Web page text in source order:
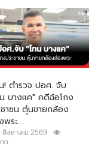
! ตำรวจ ปอศ. จับ
บางแค" คดีฉ้อโกง
ชาชน ตุ๋นขายกล้อง
ระ...
สิงหาคม 2569